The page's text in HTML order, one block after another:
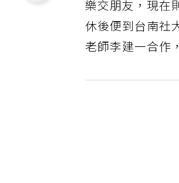
樂交朋友，現在
休後便到台南社
老師李建一合作